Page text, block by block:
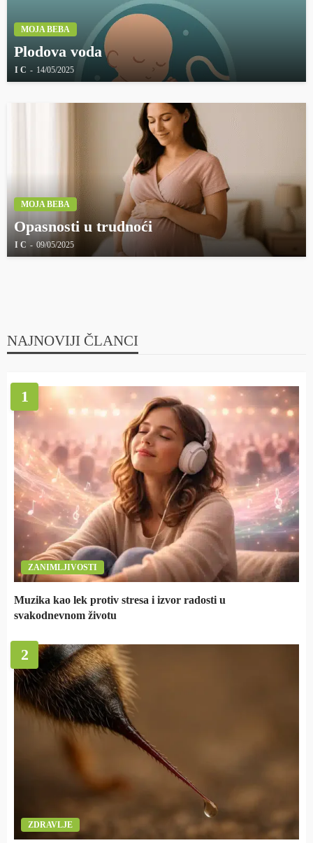
MOJA BEBA
Plodova voda
I C 14/05/2025
MOJA BEBA
Opasnosti u trudnoći
I C 09/05/2025
NAJNOVIJI ČLANCI
1
ZANIMLJIVOSTI
Muzika kao lek protiv stresa i izvor radosti u
svakodnevnom životu
2
ZDRAVLJE